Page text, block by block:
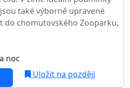
také výborně upravené
do chomutovského Zooparku,
noc
Uložit na později